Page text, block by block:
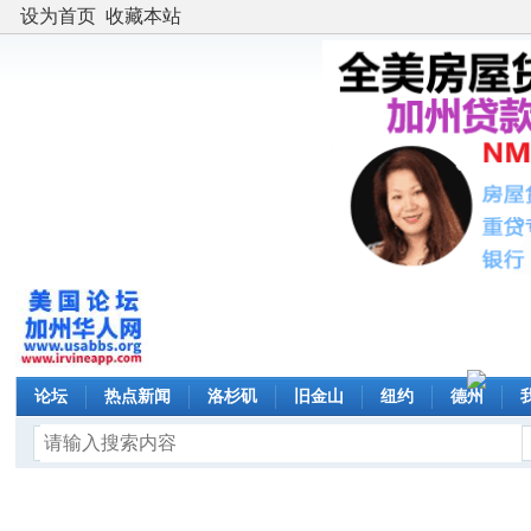
设为首页 收藏本站
论坛 热点新闻 洛杉矶 旧金山 纽约 德州